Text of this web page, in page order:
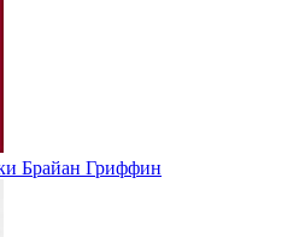
Брайан Гриффин